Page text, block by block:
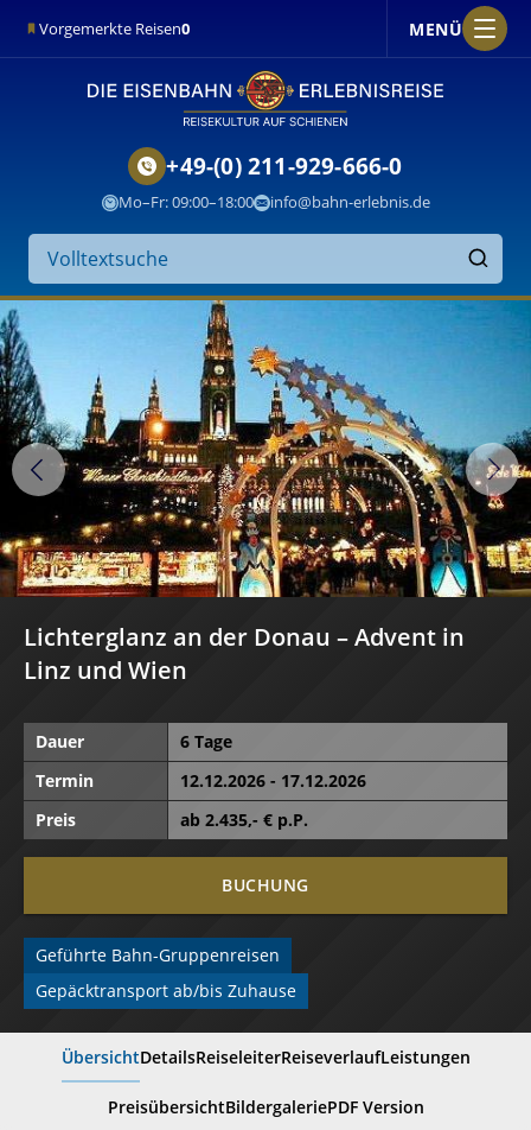
Vorgemerkte Reisen0 MENÜ
Suche
auf
der
Finden
+49-(0) 211-929-666-0
Mo–Fr: 09:00–18:00 info@bahn-erlebnis.de
Lichterglanz an der Donau – Advent in
Linz und Wien
Dauer
6 Tage
Termin
12.12.2026 - 17.12.2026
Preis
ab2.435,- € p.P.
BUCHUNG
Geführte Bahn-Gruppenreisen
Gepäcktransport ab/bis Zuhause
ÜbersichtDetailsReiseleiterReiseverlaufLeistungen
PreisübersichtBildergaleriePDF Version